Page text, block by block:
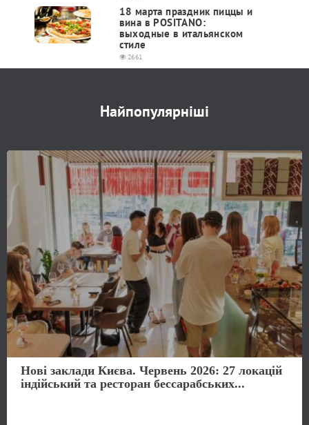
18 марта праздник пиццы и
вина в POSITANO:
выходные в итальянском
стиле
2661
Найпопулярніші
Нові заклади Києва. Червень 2026: 27 локацій
індійський та ресторан бессарабських...